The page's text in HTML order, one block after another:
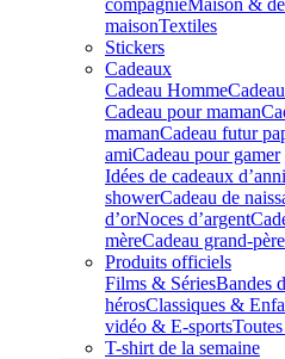
compagnieMaison &
maisonTextiles
Stickers
Cadeaux
Cadeau Homme
Cadeau pour maman
mamanCadeau futur
amiCadeau pour gamer
Idées de cadeaux
showerCadeau de
d’orNoces d’argent
mèreCadeau grand-père
Produits officiels
Films & SériesBandes
hérosClassiques &
vidéo & E-sports
T-shirt de la semaine